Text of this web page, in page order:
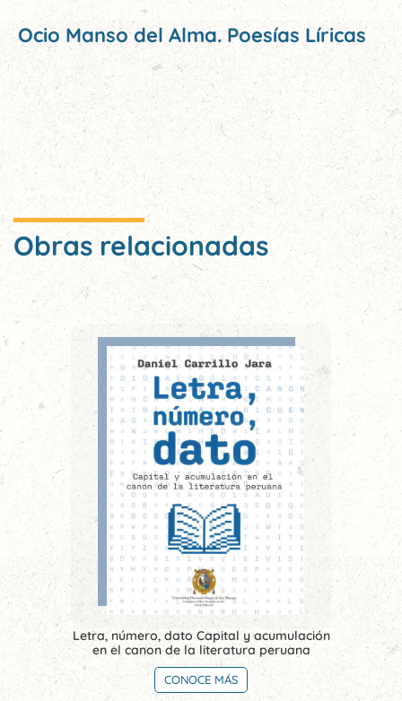
Ocio Manso del Alma. Poesías Líricas
Obras relacionadas
Letra, número, dato Capital y acumulación
en el canon de la literatura peruana
CONOCE MÁS